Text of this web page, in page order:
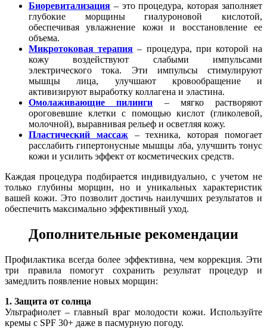
Биоревитализация – это процедура, которая заполняет
глубокие морщины гиалуроновой кислотой,
обеспечивая увлажнение кожи и восстановление ее
объема.
Микротоковая терапия – процедура, при которой на
кожу воздействуют слабыми импульсами
электрического тока. Эти импульсы стимулируют
мышцы лица, улучшают кровообращение и
активизируют выработку коллагена и эластина.
Омолаживающие пилинги – мягко растворяют
ороговевшие клетки с помощью кислот (гликолевой,
молочной), выравнивая рельеф и осветляя кожу.
Пластический массаж– техника, которая помогает
расслабить гипертонусные мышцы лба, улучшить тонус
кожи и усилить эффект от косметических средств.
Каждая процедура подбирается индивидуально, с учетом не
только глубины морщин, но и уникальных характеристик
вашей кожи. Это позволит достичь наилучших результатов и
обеспечить максимально эффективный уход.
Дополнительные рекомендации
Профилактика всегда более эффективна, чем коррекция. Эти
три правила помогут сохранить результат процедур и
замедлить появление новых морщин:
1. Защита от солнца
Ультрафиолет – главный враг молодости кожи. Используйте
кремы с SPF 30+ даже в пасмурную погоду.